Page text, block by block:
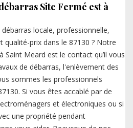
Site Fermé est à
locale, professionnelle,
prix dans le 87130 ? Notre
Saint Meard est le contact qu’il vous
de débarras, l'enlèvement des
sommes les professionnels
Si vous êtes accablé par de
et électroniques ou si
une propriété pendant